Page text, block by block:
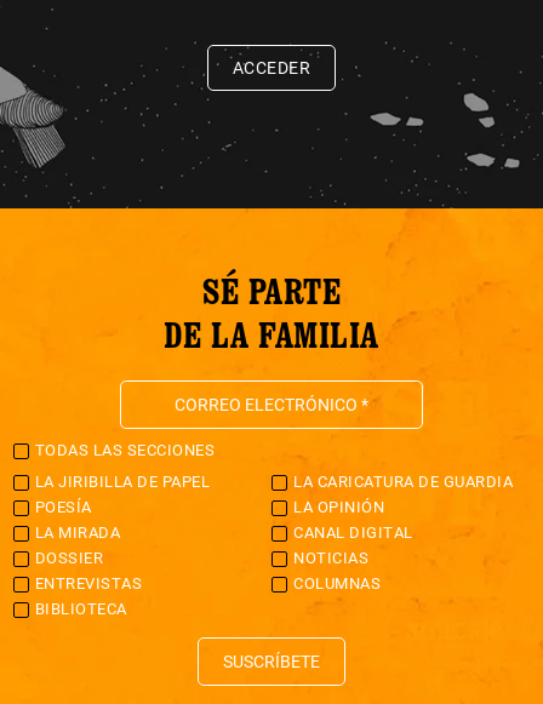
ACCEDER
SÉ PARTE
DE LA FAMILIA
TODAS LAS SECCIONES
LA JIRIBILLA DE PAPEL
LA CARICATURA DE GUARDIA
POESÍA
LA OPINIÓN
LA MIRADA
CANAL DIGITAL
DOSSIER
NOTICIAS
ENTREVISTAS
COLUMNAS
BIBLIOTECA
SUSCRÍBETE